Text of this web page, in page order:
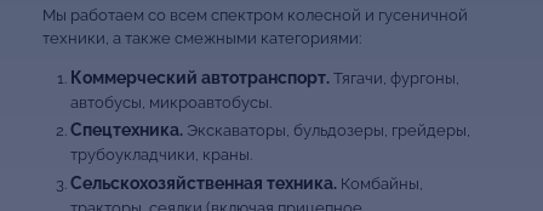
Мы работаем со всем спектром колесной и гусеничной
техники, а также смежными категориями:
Коммерческий автотранспорт.Тягачи, фургоны,
автобусы, микроавтобусы.
Спецтехника.Экскаваторы, бульдозеры, грейдеры,
трубоукладчики, краны.
Сельскохозяйственная техника.Комбайны,